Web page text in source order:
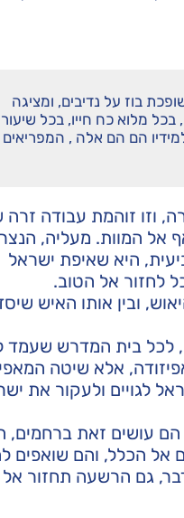
בוז על נדיבים, ומציגה
מלוא כח חייו, בכל שיעור
הם הם אלה ,
וזו זוהמת עבודה
אל המוות. מעליה,
היא שאיפת ישראל
לחזור אל הטוב.
ובין אותו האיש
לכל בית המדרש שעמד
אלא שיטה
לגויים ולעקור את
הם עושים זאת ברחמים,
אל הכלל, והם שואפים
גם הרשעה תחזור